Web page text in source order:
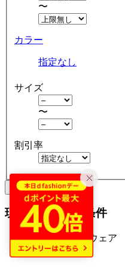
〜
カラー
指定なし
サイズ
〜
割引率
クリア 絞り込む
現在の絞り込み条件
レディース ウェア
アウトレット